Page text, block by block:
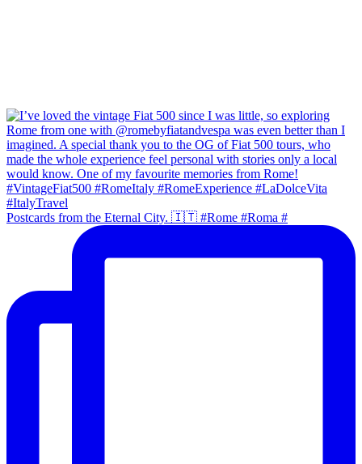
Postcards from the Eternal City. 🇮🇹 #Rome #Roma #